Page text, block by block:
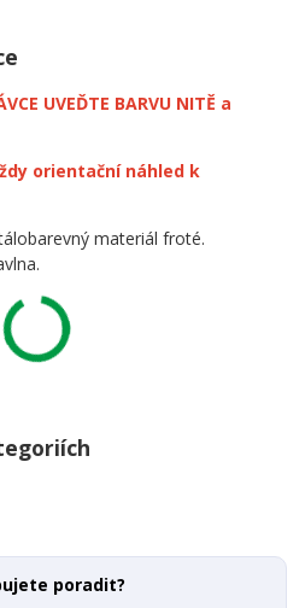
UVEĎTE BARVU NITĚ a
orientační náhled k
materiál froté.
poradit?